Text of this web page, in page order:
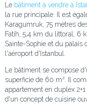
Le bâtiment à vendre à
la rue principale. Il est
Karagumruk, 75 mètres
Fatih, 5,4 km du littoral, 6
Sainte-Sophie et du palais
l'aéroport d'Istanbul.
Le bâtiment se compose
superficie de 60 m². Il
appartement en duplex
d'un concept de cuisine